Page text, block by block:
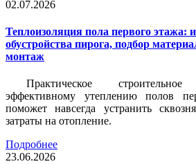
02.07.2026
Теплоизоляция пола первого этажа:
обустройства пирога, подбор
монтаж
Практическое
эффективному утеплению полов
поможет навсегда устранить
затраты на отопление.
Подробнее
23.06.2026